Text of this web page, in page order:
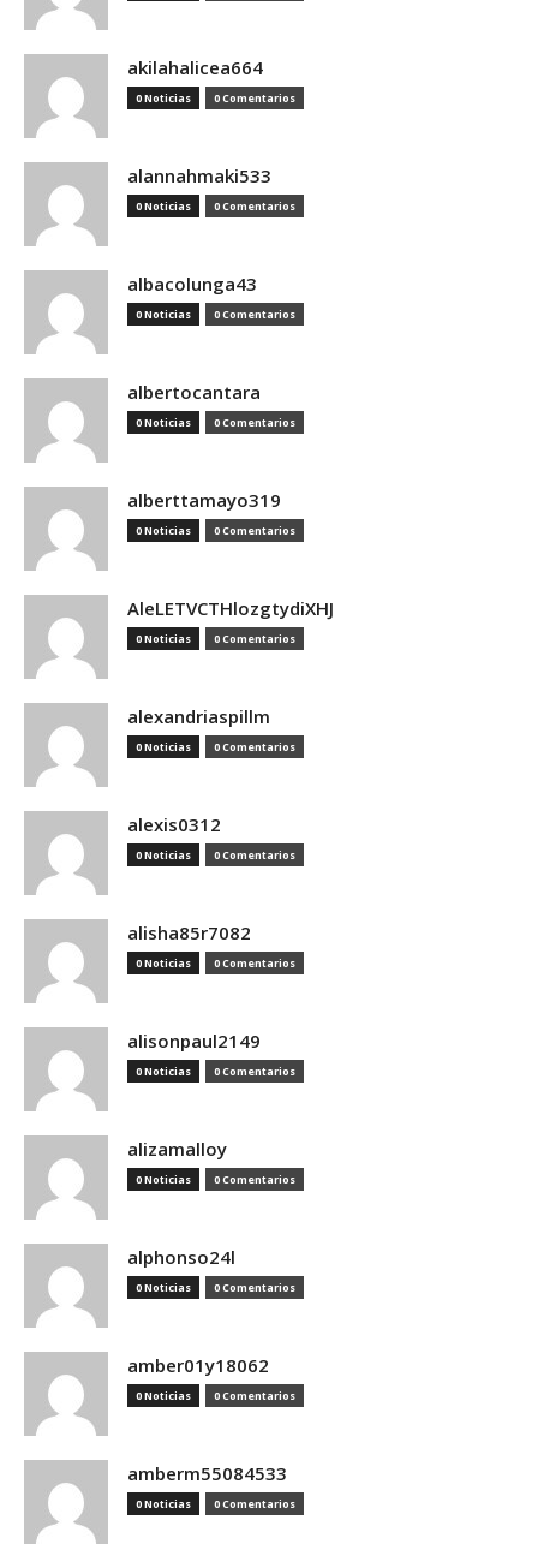
akilahalicea664
0 Noticias 0 Comentarios
alannahmaki533
0 Noticias 0 Comentarios
albacolunga43
0 Noticias 0 Comentarios
albertocantara
0 Noticias 0 Comentarios
alberttamayo319
0 Noticias 0 Comentarios
AleLETVCTHlozgtydiXHJ
0 Noticias 0 Comentarios
alexandriaspillm
0 Noticias 0 Comentarios
alexis0312
0 Noticias 0 Comentarios
alisha85r7082
0 Noticias 0 Comentarios
alisonpaul2149
0 Noticias 0 Comentarios
alizamalloy
0 Noticias 0 Comentarios
alphonso24l
0 Noticias 0 Comentarios
amber01y18062
0 Noticias 0 Comentarios
amberm55084533
0 Noticias 0 Comentarios